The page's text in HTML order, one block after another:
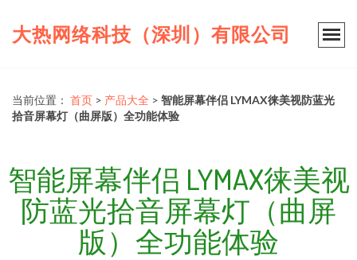
大热网络科技（深圳）有限公司
当前位置： 首页 > 产品大全 > 智能屏幕伴侣 LYMAX徕美视防蓝光
拾音屏幕灯（曲屏版）全功能体验
智能屏幕伴侣 LYMAX徕美视
防蓝光拾音屏幕灯（曲屏
版）全功能体验